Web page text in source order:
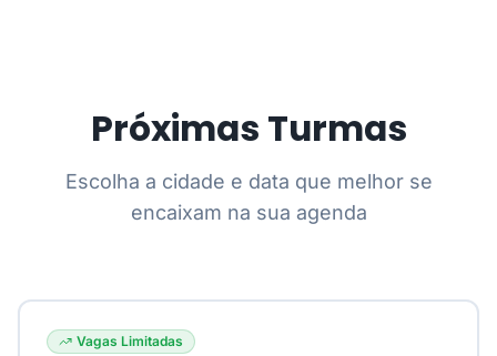
Próximas Turmas
Escolha a cidade e data que melhor se
encaixam na sua agenda
Vagas Limitadas